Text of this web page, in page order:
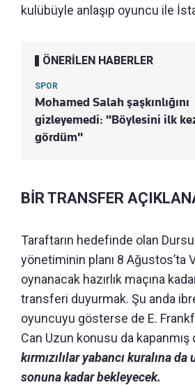
kulübüyle anlaşıp oyuncu ile
ÖNERİLEN HABERLER
SPOR
Mohamed Salah şaşkınlığını
gizleyemedi: "Böylesini ilk
gördüm"
BİR TRANSFER
Taraftarın hedefinde olan
yönetiminin planı 8 Ağustos’ta
oynanacak hazırlık maçına
transferi duyurmak. Şu anda
oyuncuyu gösterse de E.
Can Uzun konusu da kapanmış
kırmızılılar yabancı kuralına
sonuna kadar bekleyecek.